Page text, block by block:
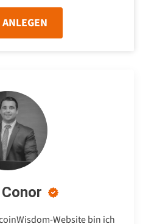
Website bin ich